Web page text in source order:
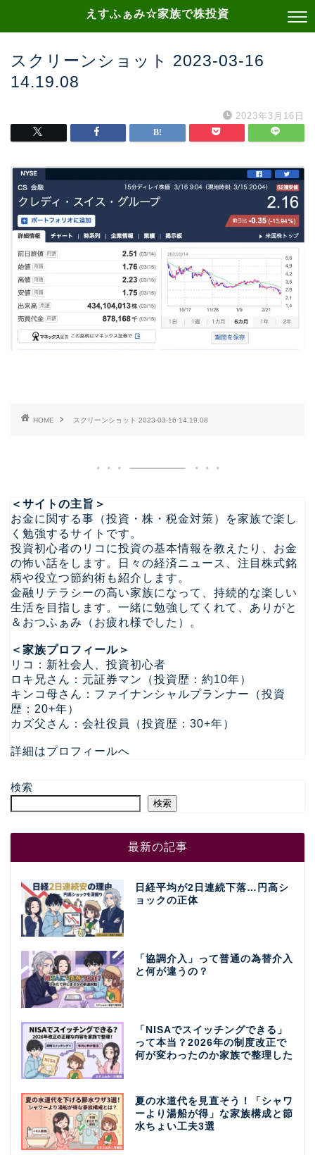
えすふぁみ☆家族で株投資
スクリーンショット 2023-03-16
14.19.08
2023年3月16日
HOME スクリーンショット 2023-03-16 14.19.08
＜サイトの主旨＞
お金に関する事（投資・株・税金対策）を家族で楽し
く勉強するサイトです。
投資初心者のリコに投資の基本情報を教えたり、お金
の怖い話をします。日々の経済ニュース、注目株式銘
柄や役立つ節約術も紹介します。
金融リテラシーの高い家族になって、持続的な楽しい
生活を目指します。一緒に勉強してくれて、ありがと
＆おつふぁみ（お疲れ様でした）。
＜家族プロフィール＞
リコ：新社会人、投資初心者
ロキ兄さん：元証券マン（投資歴：約10年）
キンコ母さん：ファイナンシャルプランナー（投資
歴：20+年）
カズ父さん：会社役員（投資歴：30+年）
詳細はプロフィールへ
検索
検索
最新の記事
日経平均が2日連続下落…円高シ
ョックの正体
「協調介入」って普通の為替介入
と何が違うの？
「NISAでスイッチングできる」
って本当？2026年の制度改正で
何が変わったのか家族で整理した
夏の水道代を見直そう！「シャワ
ーより湯船が得」な家族構成と節
水ちょい工夫3選